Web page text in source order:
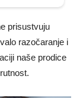
prisustvuju
razočaranje i
naše prodice